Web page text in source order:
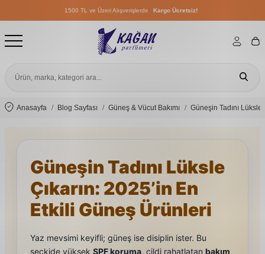
1500 TL ve Üzeri Alışverişlerde Kargo Ücretsiz!
1500 TL ve Üzeri Alışverişlerde
1500 TL ve Üzeri Alışverişlerde
Anasayfa Blog Sayfası Güneş & Vücut Bakımı Güneşin Tadını
Güneşin Tadını Lüksle
Çıkarın: 2025’in En
Etkili Güneş Ürünleri
Yaz mevsimi keyifli; güneş ise disiplin ister. Bu
seçkide yüksek SPF koruma, cildi rahatlatan bakım